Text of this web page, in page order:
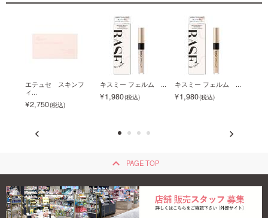
エテュセ スキンフ
ィ...
2,750
キスミー フェルム ...
1,980
キスミー フェルム ...
1,980
keyboard_arrow_up PAGE TOP